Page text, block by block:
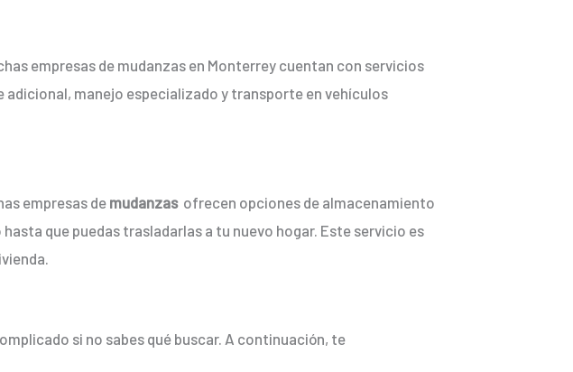
empresas de mudanzas en Monterrey cuentan con servicios
manejo especializado y transporte en vehículos
empresas demudanzas ofrecen opciones de almacenamiento
que puedas trasladarlas a tu nuevo hogar. Este servicio es
si no sabes qué buscar. A continuación, te